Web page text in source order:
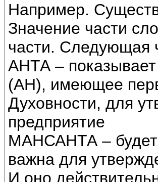
Например.
Значение части
части. Следующая
АНТА –
(АН), имеющее
Духовности, для
предприятие
МАНСАНТА – будет
важна для
И оно